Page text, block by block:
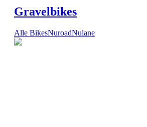
Gravelbikes
Alle BikesNuroadNulane